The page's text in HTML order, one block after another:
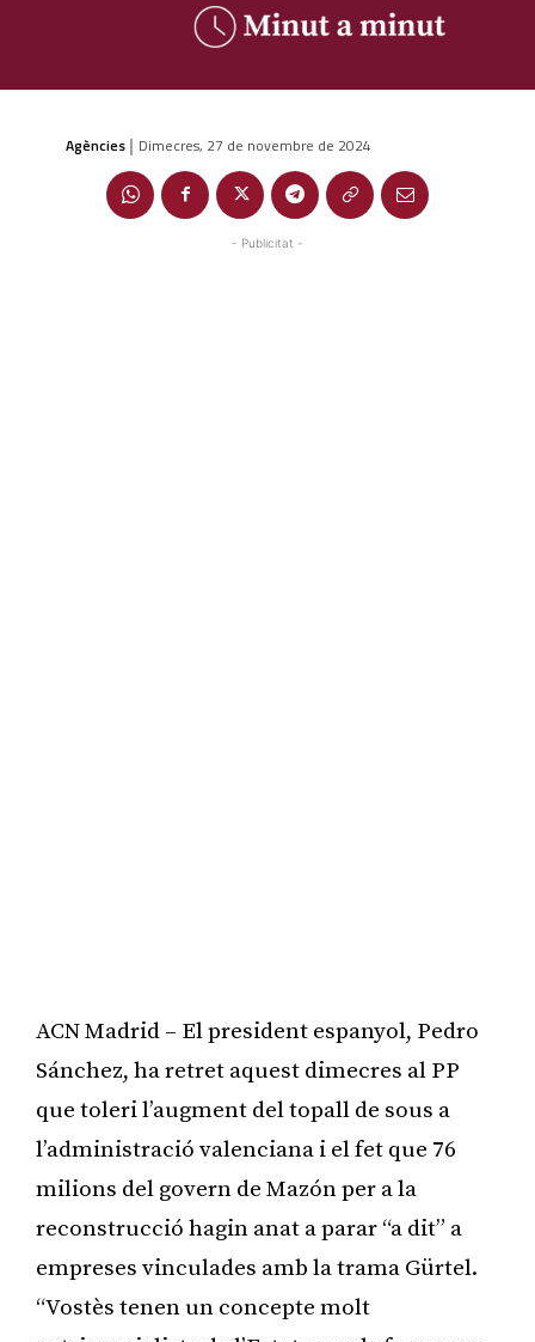
Agències | Dimecres, 27 de novembre de 2024
- Publicitat -
ACN Madrid – El president espanyol, Pedro
Sánchez, ha retret aquest dimecres al PP
que toleri l’augment del topall de sous a
l’administració valenciana i el fet que 76
milions del govern de Mazón per a la
reconstrucció hagin anat a parar “a dit” a
empreses vinculades amb la trama Gürtel.
“Vostès tenen un concepte molt